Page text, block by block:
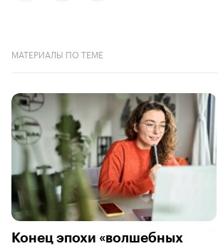
МАТЕРИАЛЫ ПО ТЕМЕ
Конец эпохи «волшебных